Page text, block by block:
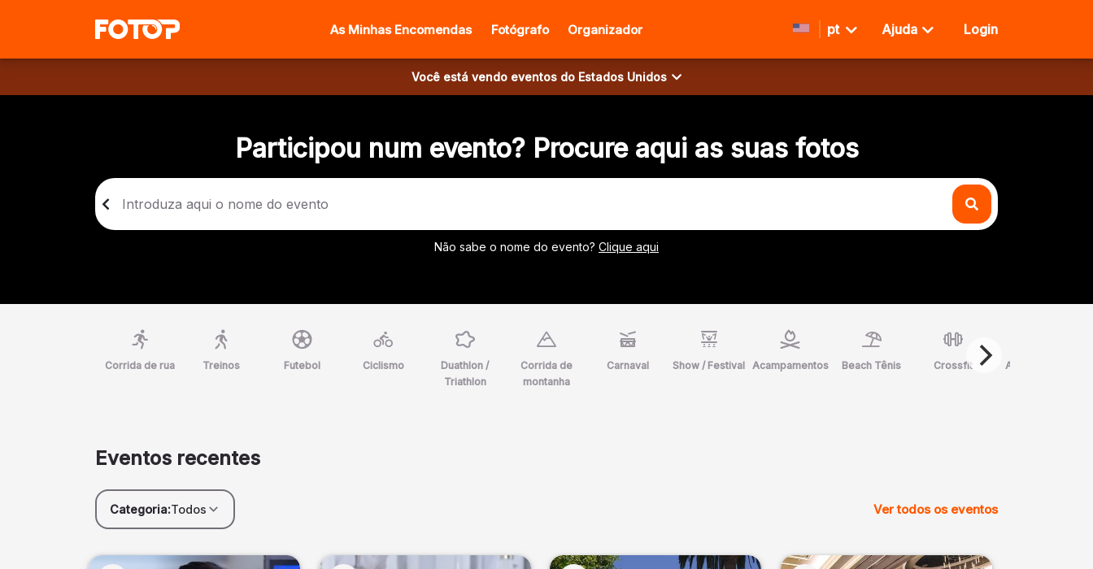
As Minhas Encomendas Fotógrafo Organizador pt Ajuda Login
Você está vendo eventos do Estados Unidos
Participou num evento? Procure aqui as suas fotos
Não sabe o nome do evento? Clique aqui
Corrida de rua Treinos Futebol Ciclismo
Duathlon /
Triathlon
Corrida de
montanha
Carnaval Show / Festival Acampamentos Beach Tênis Crossfit Arte Marcial
Eventos recentes
Categoria:Todos Ver todos os eventos